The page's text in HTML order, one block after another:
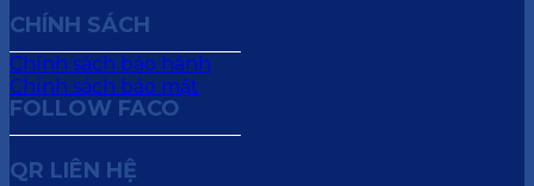
CHÍNH SÁCH
Chính sách bảo hành
Chính sách bảo mật
FOLLOW FACO
QR LIÊN HỆ